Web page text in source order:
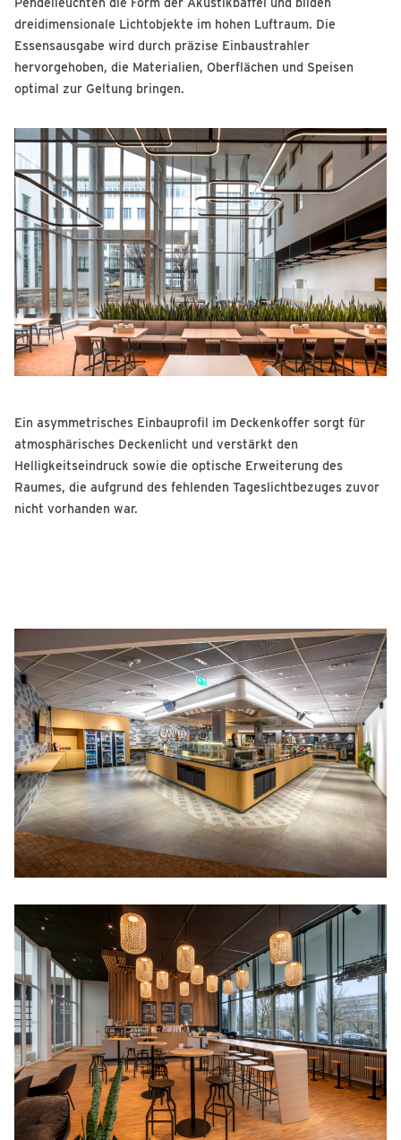
dreidimensionale Lichtobjekte im hohen Luftraum. Die
Essensausgabe wird durch präzise Einbaustrahler
hervorgehoben, die Materialien, Oberflächen und Speisen
optimal zur Geltung bringen.
Ein asymmetrisches Einbauprofil im Deckenkoffer sorgt für
atmosphärisches Deckenlicht und verstärkt den
Helligkeitseindruck sowie die optische Erweiterung des
Raumes, die aufgrund des fehlenden Tageslichtbezuges zuvor
nicht vorhanden war.